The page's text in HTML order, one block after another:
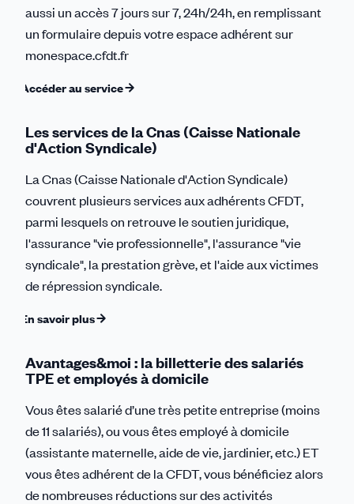
aussi un accès 7 jours sur 7, 24h/24h, en remplissant
un formulaire depuis votre espace adhérent sur
monespace.cfdt.fr
Accéder au service
Les services de la Cnas (Caisse Nationale
d'Action Syndicale)
La Cnas (Caisse Nationale d'Action Syndicale)
couvrent plusieurs services aux adhérents CFDT,
parmi lesquels on retrouve le soutien juridique,
l'assurance "vie professionnelle", l'assurance "vie
syndicale", la prestation grève, et l'aide aux victimes
de répression syndicale.
En savoir plus
Avantages&moi : la billetterie des salariés
TPE et employés à domicile
Vous êtes salarié d’une très petite entreprise (moins
de 11 salariés), ou vous êtes employé à domicile
(assistante maternelle, aide de vie, jardinier, etc.) ET
vous êtes adhérent de la CFDT, vous bénéficiez alors
de nombreuses réductions sur des activités